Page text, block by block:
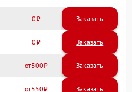
0 Заказать
0 Заказать
500
550